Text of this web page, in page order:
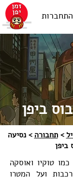
התחברות
ביפן
>תחבורה > נסיעה
ביפן
טוקיו ואוסקה
ועל המטרו